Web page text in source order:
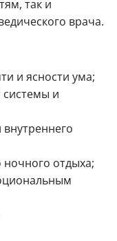
так и
врача.
и ясности ума;
системы и
отдыха;